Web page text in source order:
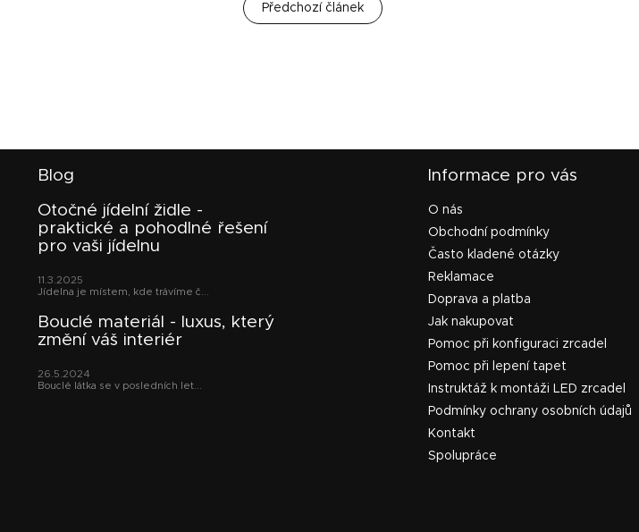
Předchozí článek
Blog
Otočné jídelní židle -
praktické a pohodlné řešení
pro vaši jídelnu
11.3.2025
Jídelna je místem, kde trávíme č...
Bouclé materiál - luxus, který
změní váš interiér
26.5.2024
Bouclé látka se v posledních let...
Informace pro vás
O nás
Obchodní podmínky
Často kladené otázky
Reklamace
Doprava a platba
Jak nakupovat
Pomoc při konfiguraci zrcadel
Pomoc při lepení tapet
Instruktáž k montáži LED zrcadel
Podmínky ochrany osobních údajů
Kontakt
Spolupráce